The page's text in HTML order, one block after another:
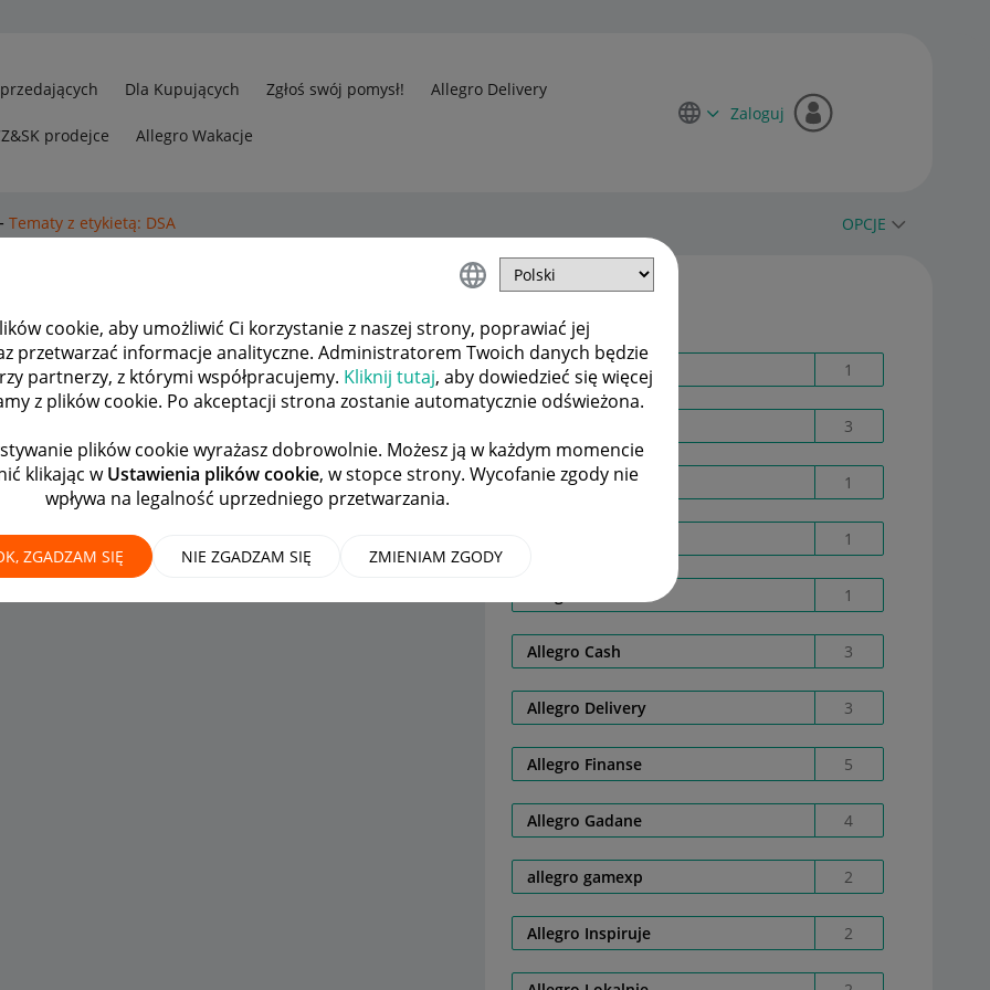
cookie, aby umożliwić Ci korzystanie z naszej strony, poprawiać jej
przetwarzać informacje analityczne. Administratorem Twoich danych będzie
partnerzy, z którymi współpracujemy. Kliknij tutaj, aby dowiedzieć się więcej
z plików cookie. Po akceptacji strona zostanie automatycznie odświeżona.
plików cookie wyrażasz dobrowolnie. Możesz ją w każdym momencie
klikając wUstawienia plików cookie, w stopce strony. Wycofanie zgody nie
wpływa na legalność uprzedniego przetwarzania.
ZGADZAM SIĘ NIE ZGADZAM SIĘ ZMIENIAM ZGODY
Dla Kupujących Zgłoś swój pomysł! Allegro Delivery
prodejce Allegro Wakacje
Zaloguj
Tematy z etykietą: DSA OPCJE
3
ODPOWIEDZI
452
WYŚWIETLEŃ
Etykiety
@ Sa_nova 1
3
AI 1
1
1
Allegro Cash 3
Allegro Delivery 3
Allegro Finanse 5
Allegro Gadane 4
allegro gamexp 2
Allegro Inspiruje 2